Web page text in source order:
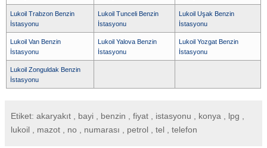
Lukoil Trabzon Benzin
İstasyonu
Lukoil Tunceli Benzin
İstasyonu
Lukoil Uşak Benzin
İstasyonu
Lukoil Van Benzin
İstasyonu
Lukoil Yalova Benzin
İstasyonu
Lukoil Yozgat Benzin
İstasyonu
Lukoil Zonguldak Benzin
İstasyonu
Etiket: akaryakıt , bayi , benzin , fiyat , istasyonu , konya , lpg ,
lukoil , mazot , no , numarası , petrol , tel , telefon